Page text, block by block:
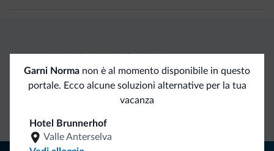
Garni Norma non è al momento disponibile in questo
portale. Ecco alcune soluzioni alternative per la tua
vacanza
Hotel Brunnerhof
Valle Anterselva
Vantaggi esclusivi Dolomiti.it
Contatto
Tariffe
Richieste non